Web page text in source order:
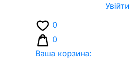
Увiйти
0
0
Ваша корзина: